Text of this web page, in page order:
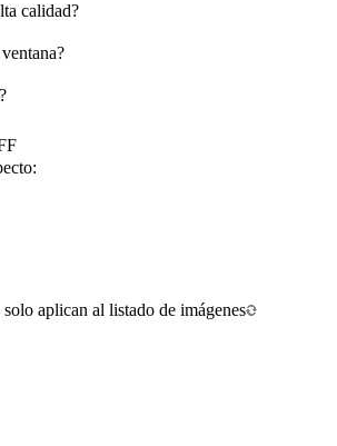
calidad?
aplican al listado de imágenes